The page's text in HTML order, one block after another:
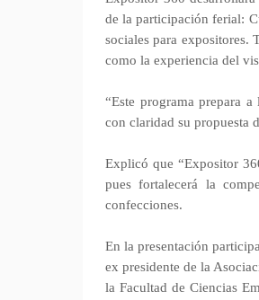
de la participación ferial:
sociales para expositores.
como la experiencia del
“Este programa prepara
con claridad su propuesta
Explicó que “Expositor
pues fortalecerá la
confecciones.
En la presentación
ex presidente de la
la Facultad de Ciencias